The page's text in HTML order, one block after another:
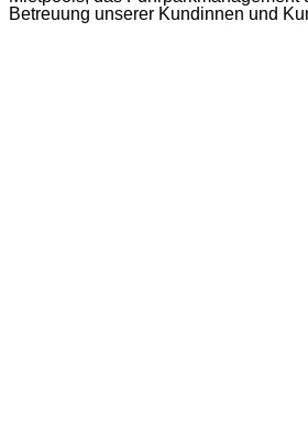
Betreuung unserer Kundinnen und